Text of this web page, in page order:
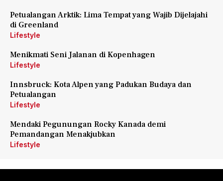
Petualangan Arktik: Lima Tempat yang Wajib Dijelajahi
di Greenland
Lifestyle
Menikmati Seni Jalanan di Kopenhagen
Lifestyle
Innsbruck: Kota Alpen yang Padukan Budaya dan
Petualangan
Lifestyle
Mendaki Pegunungan Rocky Kanada demi
Pemandangan Menakjubkan
Lifestyle